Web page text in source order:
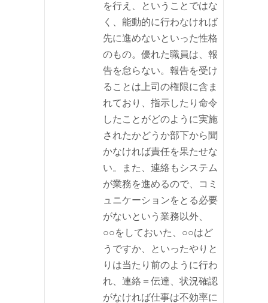
を行え、ということではな
く、能動的に行わなければ
先に進めないといった性格
のもの。優れた職員は、報
告を怠らない。報告を受け
ることは上司の権限に含ま
れており、指示したり命令
したことがどのように実施
されたかどうか部下から聞
かなければ責任を果たせな
い。また、連絡もシステム
が業務を進めるので、コミ
ュニケーションをとる必要
がないという業務以外、
○○をしておいた、○○はど
うですか、といったやりと
りは当たり前のように行わ
れ、連絡＝伝達、状況確認
がなければ仕事は不効率に